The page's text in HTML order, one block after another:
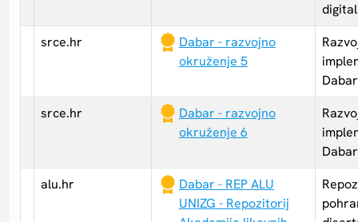
srce.hr
Dabar - razvojno
okruženje 5
Dabar
srce.hr
Dabar - razvojno
okruženje 6
Dabar
alu.hr
Dabar - REP ALU
UNIZG - Repozitorij